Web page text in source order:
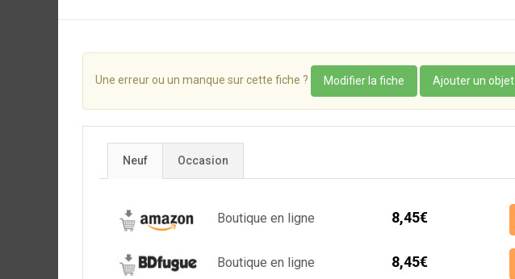
Une erreur ou un manque sur cette fiche ? Modifier la fiche Ajouter un objet
Neuf Occasion
Boutique en ligne 8,45€
Boutique en ligne 8,45€